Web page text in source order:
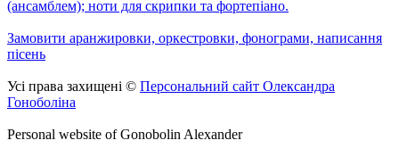
(ансамблем); ноти для скрипки та фортепіано.
Замовити аранжировки, оркестровки, фонограми, написання
пісень
Усі права захищені © Персональний сайт Олександра
Гоноболіна
Personal website of Gonobolin Alexander